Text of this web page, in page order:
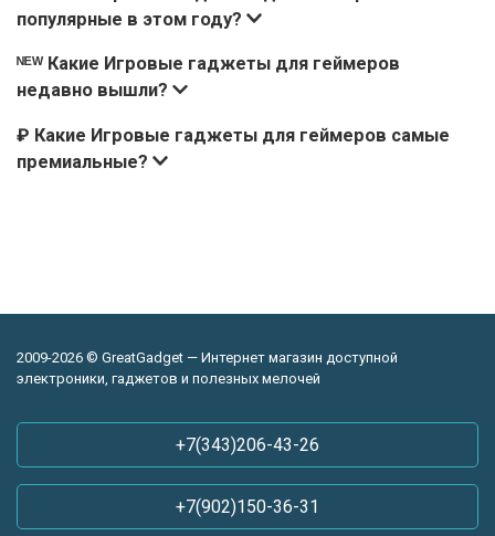
популярные в этом году?
ᴺᴱᵂ Какие Игровые гаджеты для геймеров
недавно вышли?
₽ Какие Игровые гаджеты для геймеров самые
премиальные?
2009-2026 © GreatGadget — Интернет магазин доступной
электроники, гаджетов и полезных мелочей
+7(343)206-43-26
+7(902)150-36-31